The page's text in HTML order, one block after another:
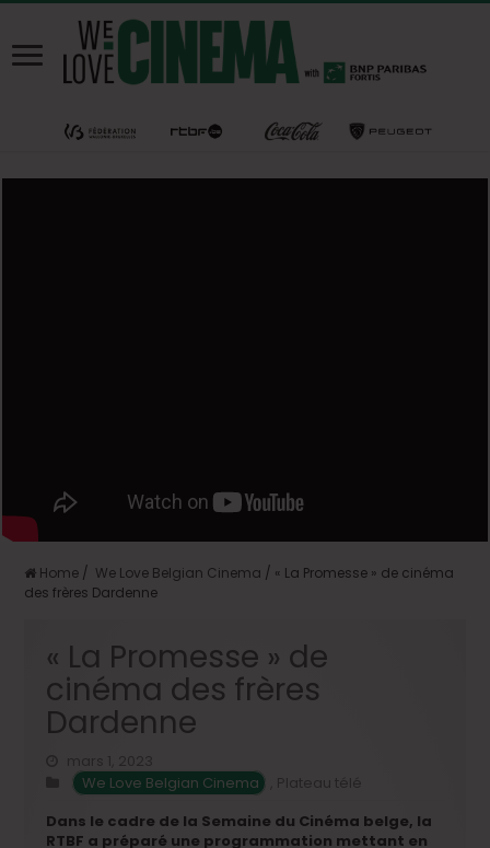
Home / We Love Belgian Cinema / « La Promesse » de cinéma
des frères Dardenne
« La Promesse » de
cinéma des frères
Dardenne
mars 1, 2023
We Love Belgian Cinema
Plateau télé
Dans le cadre de la Semaine du Cinéma belge, la
RTBF a préparé une programmation mettant en